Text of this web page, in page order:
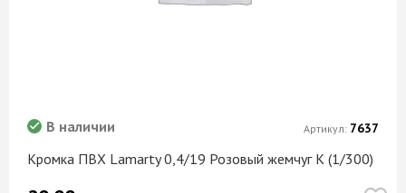
Кромка ПВХ Lamarty 0,4/19 Розовый жемчуг K (1/300)
В наличии Артикул: 7637